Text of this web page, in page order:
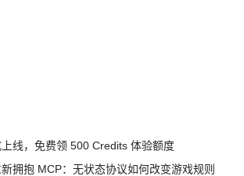
线，免费领 500 Credits 体验额度
拥抱 MCP：无状态协议如何改变游戏规则